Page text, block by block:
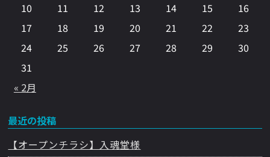
« 2月
10
11 12 13 14 15
16
17
18 19 20 21 22
23
24
25 26 27 28 29
30
31
最近の投稿
【オープンチラシ】入魂堂様